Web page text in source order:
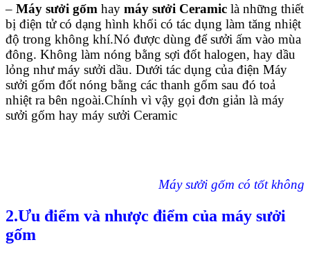
– Máy sưởi gốm hay máy sưởi Ceramic là những thiết
bị điện tử có dạng hình khối có tác dụng làm tăng nhiệt
độ trong không khí.Nó được dùng để sưởi ấm vào mùa
đông. Không làm nóng bằng sợi đốt halogen, hay dầu
lỏng như máy sưởi dầu. Dưới tác dụng của điện Máy
sưởi gốm đốt nóng bằng các thanh gốm sau đó toả
nhiệt ra bên ngoài.Chính vì vậy gọi đơn giản là máy
sưởi gốm hay máy sưởi Ceramic
Máy sưởi gốm có tốt không
2.Ưu điểm và nhược điểm của máy sưởi
gốm